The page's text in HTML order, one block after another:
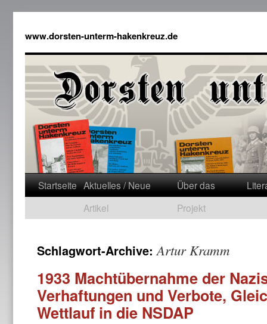
www.dorsten-unterm-hakenkreuz.de
Startseite Aktuelles / Neue
Artikel
Über das
Projekt
Schlagwort-Archive:Artur Kramm
1933 Machtübernahme der
Verhaftungen und Verbote,
Wettlauf in die NSDAP